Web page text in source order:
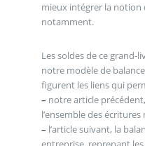
mieux intégrer la notion
notamment.
Les soldes de ce grand-
notre modèle de
figurent les liens qui
– notre article
l’ensemble des
– l’article suivant, la